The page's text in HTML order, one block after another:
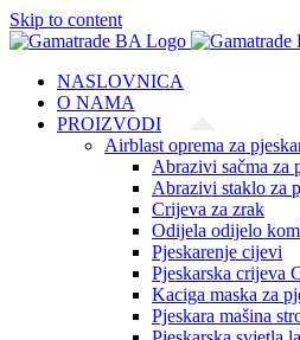
Skip to content
NASLOVNICA
O NAMA
PROIZVODI
Airblast oprema za
Abrazivi sačma za
Abrazivi staklo za
Crijeva za zrak
Odijela odijelo
Pjeskarenje cijevi
Pjeskarska crijeva
Kaciga maska za
Pjeskara mašina